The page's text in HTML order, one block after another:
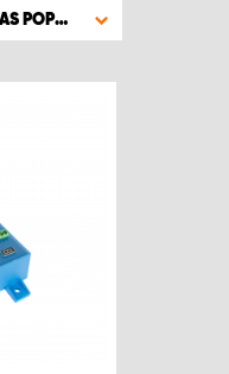
LOS MAS POPULARES